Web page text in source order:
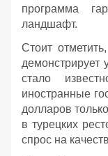
программа
ландшафт.
Стоит
демонстрирует
стало
иностранные
долларов
в турецких
спрос на